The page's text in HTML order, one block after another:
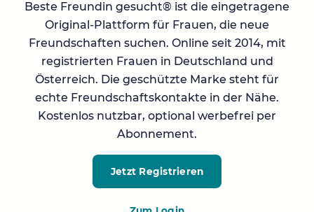
Beste Freundin gesucht® ist die eingetragene
Original-Plattform für Frauen, die neue
Freundschaften suchen. Online seit 2014, mit
registrierten Frauen in Deutschland und
Österreich. Die geschützte Marke steht für
echte Freundschaftskontakte in der Nähe.
Kostenlos nutzbar, optional werbefrei per
Abonnement.
Jetzt Registrieren